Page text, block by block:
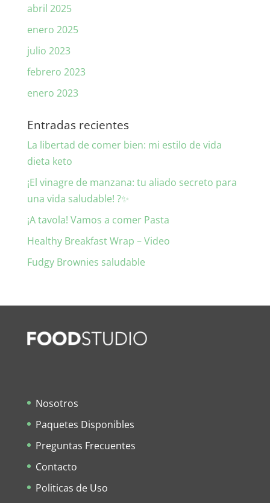
abril 2025
enero 2025
julio 2023
febrero 2023
enero 2023
Entradas recientes
La libertad de comer bien: mi estilo de vida
dieta keto
¡El vinagre de manzana: tu aliado secreto para
una vida saludable! ?✨
¡A tavola! Vamos a comer Pasta
Healthy Breakfast Wrap – Video
Fudgy Brownies saludable
Nosotros
Paquetes Disponibles
Preguntas Frecuentes
Contacto
Politicas de Uso